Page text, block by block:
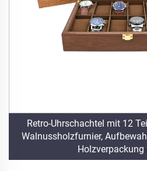
Retro-Uhrschachtel mit 12
Walnussholzfurnier,
Holzverpackung